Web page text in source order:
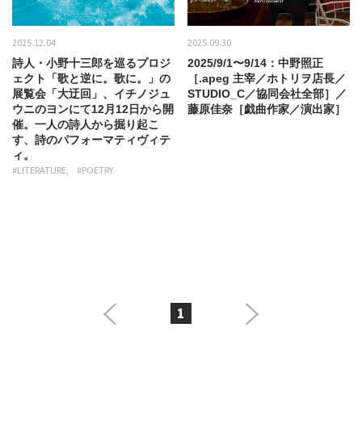
2025.12.04
詩人・小野十三郎を巡るプロジ
ェクト「歌と逆に。歌に。」の
展覧会「大迂回」、イチノジュ
ウニのヨンにて12月12日から開
催。一人の詩人から掘り起こ
す、詩のパフォーマティヴィテ
ィ。
#LITERATURE #POETRY
2025.09.30
2025/9/1〜9/14：中野照正
［.apeg 主宰／ホトリヲ店長／
STUDIO_C／協同会社全部］／
藤原佳奈［戯曲作家／演出家］
1